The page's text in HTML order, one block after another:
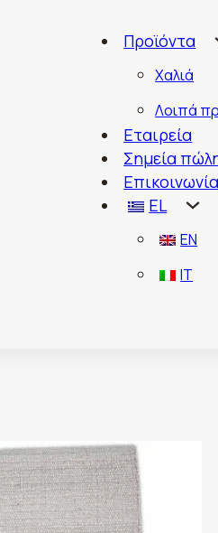
Προϊόντα
Χαλιά
Λοιπά
Εταιρεία
Σημεία
Επικοινωνία
EL
EN
IT